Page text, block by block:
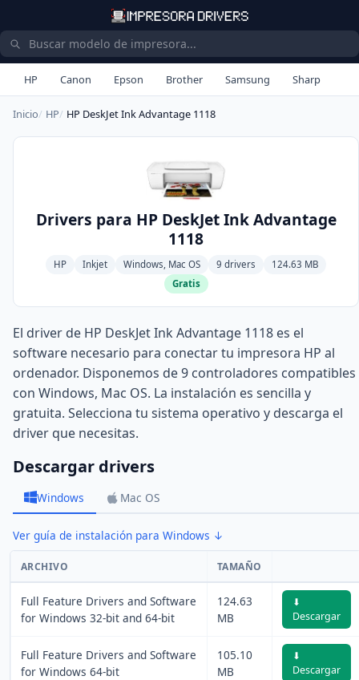
HP Canon Epson Brother Samsung Sharp
Inicio HP HP DeskJet Ink Advantage 1118
Drivers para HP DeskJet Ink Advantage
1118
HP Inkjet Windows, Mac OS 9 drivers
124.63 MB
Gratis
El driver de HP DeskJet Ink Advantage 1118 es el
software necesario para conectar tu impresora HP al
ordenador. Disponemos de 9 controladores compatibles
con Windows, Mac OS. La instalación es sencilla y
gratuita. Selecciona tu sistema operativo y descarga el
driver que necesitas.
Descargar drivers
Windows Mac OS
Ver guía de instalación para Windows ↓
ARCHIVO TAMAÑO
Full Feature Drivers and Software
for Windows 32-bit and 64-bit
124.63
MB
⬇
Descargar
Full Feature Drivers and Software
for Windows 64-bit
105.10
MB
⬇
Descargar